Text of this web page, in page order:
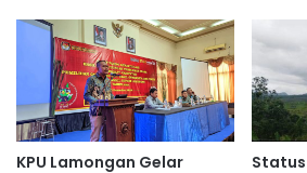
KPU Lamongan Gelar
Status